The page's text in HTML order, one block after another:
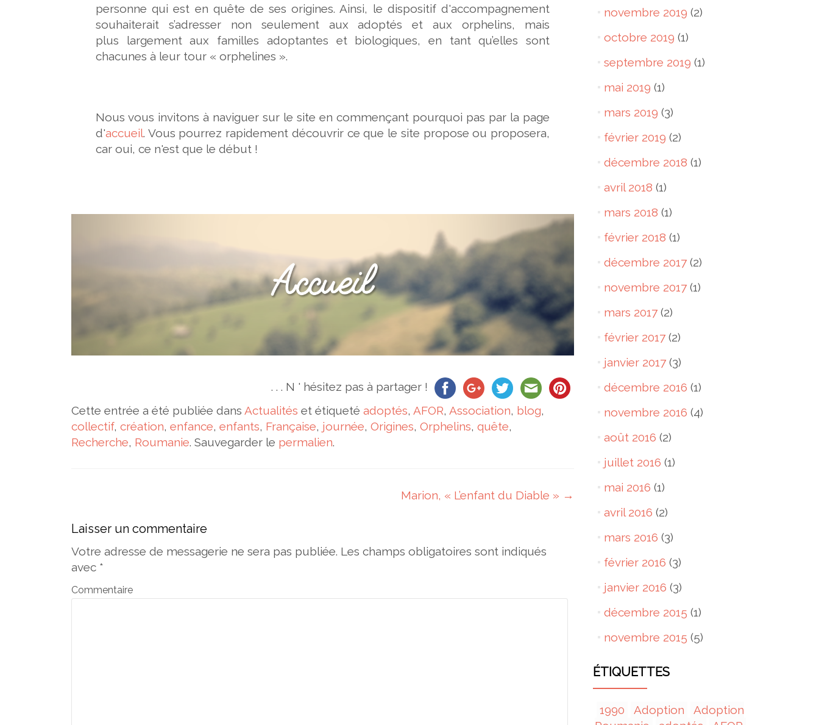
personne qui est en quête de ses origines. Ainsi, le dispositif d'accompagnement
souhaiterait s’adresser non seulement aux adoptés et aux orphelins, mais
plus largement aux familles adoptantes et biologiques, en tant qu’elles sont
chacunes à leur tour « orphelines ».
Nous vous invitons à naviguer sur le site en commençant pourquoi pas par la page
d'accueil. Vous pourrez rapidement découvrir ce que le site propose ou proposera,
car oui, ce n'est que le début !
. . . N ' hésitez pas à partager !
Cette entrée a été publiée dans Actualités et étiqueté adoptés, AFOR, Association, blog,
collectif, création, enfance, enfants, Française, journée, Origines, Orphelins, quête,
Recherche, Roumanie. Sauvegarder le permalien.
Marion, « L’enfant du Diable » →
Laisser un commentaire
Votre adresse de messagerie ne sera pas publiée. Les champs obligatoires sont indiqués
avec *
Commentaire
novembre 2019 (2)
octobre 2019 (1)
septembre 2019 (1)
mai 2019 (1)
mars 2019 (3)
février 2019 (2)
décembre 2018 (1)
avril 2018 (1)
mars 2018 (1)
février 2018 (1)
décembre 2017(2)
novembre 2017(1)
mars 2017(2)
février 2017(2)
janvier 2017(3)
décembre 2016 (1)
novembre 2016 (4)
août 2016 (2)
juillet 2016 (1)
mai 2016 (1)
avril 2016 (2)
mars 2016 (3)
février 2016 (3)
janvier 2016 (3)
décembre 2015 (1)
novembre 2015 (5)
ÉTIQUETTES
1990 Adoption
Adoption